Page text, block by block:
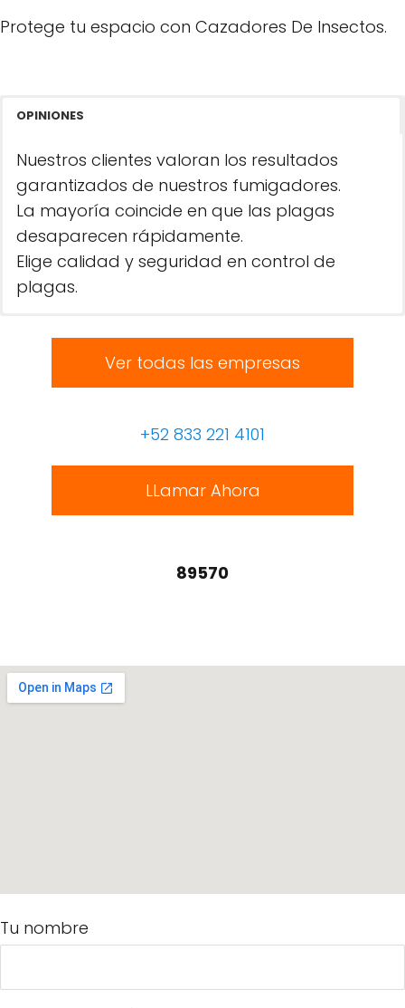
Protege tu espacio con Cazadores De Insectos.
OPINIONES
Nuestros clientes valoran los resultados
garantizados de nuestros fumigadores.
La mayoría coincide en que las plagas
desaparecen rápidamente.
Elige calidad y seguridad en control de
plagas.
Ver todas las empresas
+52 833 221 4101
LLamar Ahora
89570
Tu nombre